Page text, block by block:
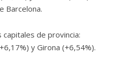
Barcelona.
de provincia:
y Girona (+6,54%).